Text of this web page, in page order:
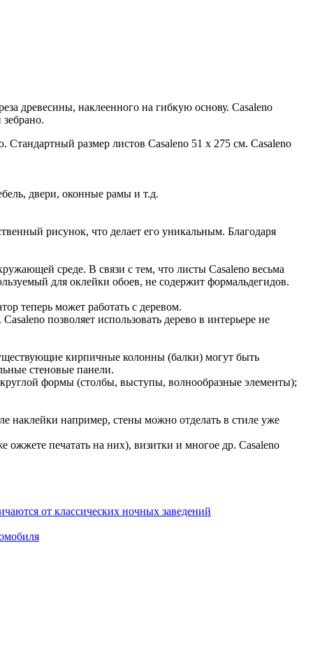
древесины, наклеенного на гибкую основу. Casaleno
размер листов Casaleno 51 х 275 см. Casaleno
двери, оконные рамы и т.д.
рисунок, что делает его уникальным. Благодаря
среде. В связи с тем, что листы Casaleno весьма
для оклейки обоев, не содержит формальдегидов.
теперь может работать с деревом.
позволяет использовать дерево в интерьере не
кирпичные колонны (балки) могут быть
стеновые панели.
формы (столбы, выступы, волнообразные элементы);
наклейки например, стены можно отделать в стиле уже
печатать на них), визитки и многое др. Casaleno
от классических ночных заведений